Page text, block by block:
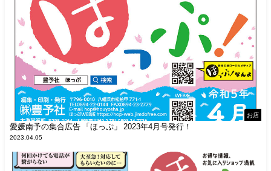
お店
愛媛南予の集合広告 「ほっぷ」 2023年4月号発行！
2023.04.05